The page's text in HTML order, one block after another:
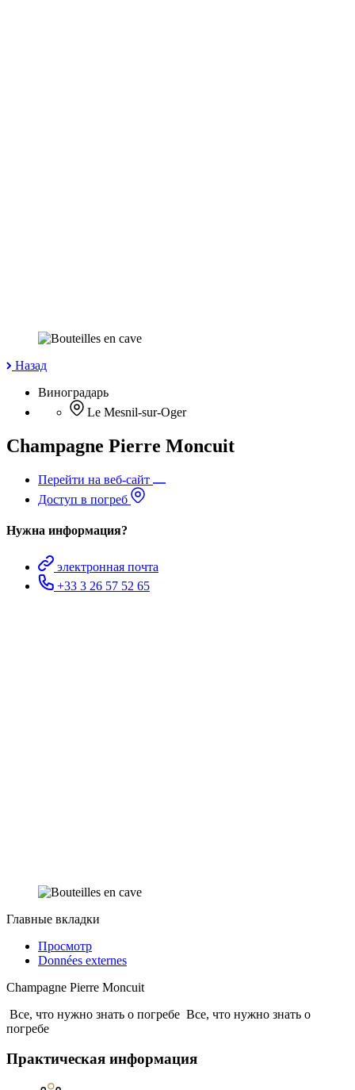
Назад
Виноградарь
Le Mesnil-sur-Oger
Champagne Pierre Moncuit
Перейти на веб-сайт
Доступ в погреб
Нужна информация?
электронная почта
+33 3 26 57 52 65
Главные вкладки
Просмотр
Données externes
Champagne Pierre Moncuit
Все, что нужно знать о погребе Все, что нужно знать о
погребе
Практическая информация